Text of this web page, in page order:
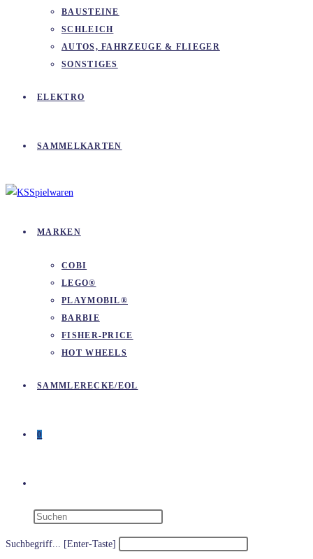
BAUSTEINE
SCHLEICH
AUTOS, FAHRZEUGE & FLIEGER
SONSTIGES
ELEKTRO
SAMMELKARTEN
MARKEN
COBI
LEGO®
PLAYMOBIL®
BARBIE
FISHER-PRICE
HOT WHEELS
SAMMLERECKE/EOL
0
Suchbegriff... [Enter-Taste]